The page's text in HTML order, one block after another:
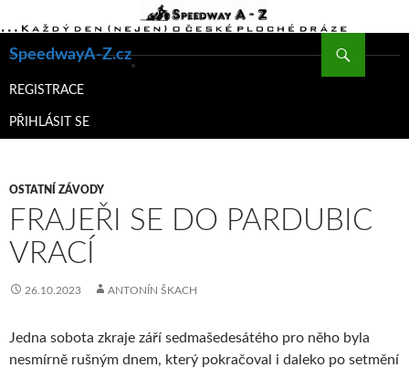
SpeedwayA-Z.cz
K
WEBU
REGISTRACE
PŘIHLÁSIT SE
OSTATNÍ ZÁVODY
FRAJEŘI SE DO PARDUBIC
VRACÍ
26.10.2023 ANTONÍN ŠKACH
Jedna sobota zkraje září sedmašedesátého pro něho byla
nesmírně rušným dnem, který pokračoval i daleko po setmění